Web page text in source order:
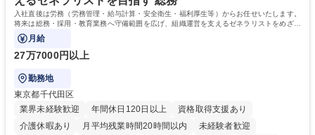
大学 語学力： 資格：
入社直後は労務（労務管理・給与計算・安全衛生・福利厚生等）からお任せいたします。
将来は総務・採用・教育業務へ守備範囲を広げ、組織運営を支えるゼネラリストをめざせ
ます。
月給
27万7000円以上
勤務地
東京都千代田区
業界未経験歓迎
年間休日120日以上
資格取得支援あり
介護休暇あり
月平均残業時間20時間以内
未経験者歓迎